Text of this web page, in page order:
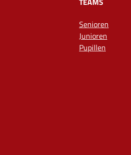
Senioren
Junioren
Pupillen